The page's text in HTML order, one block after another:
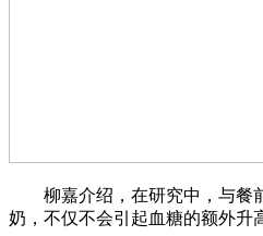
柳嘉介绍，在研究中，与餐前
奶，不仅不会引起血糖的额外升